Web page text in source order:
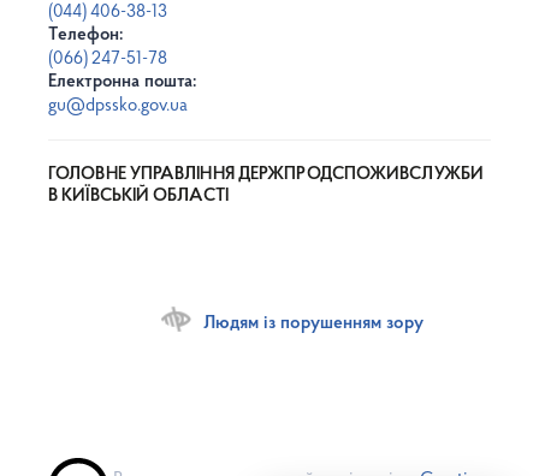
(044) 406-38-13
Телефон:
(066) 247-51-78
Електронна пошта:
gu@dpssko.gov.ua
ГОЛОВНЕ УПРАВЛІННЯ ДЕРЖПРОДСПОЖИВСЛУЖБИ
В КИЇВСЬКІЙ ОБЛАСТІ
Людям із порушенням зору